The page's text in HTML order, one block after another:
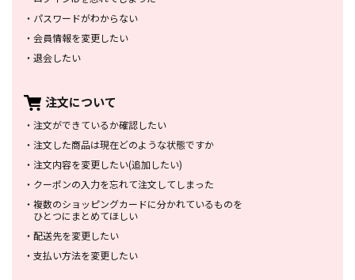
・ パスワードがわからない
・ 会員情報を変更したい
・ 退会したい
注文について
・ 注文ができているか確認したい
・ 注文した商品は現在どのような状態ですか
・ 注文内容を変更したい(追加したい)
・ クーポンの入力を忘れて注文してしまった
・ 複数のショッピングカードに分かれているものを
ひとつにまとめてほしい
・ 配送先を変更したい
・ 支払い方法を変更したい